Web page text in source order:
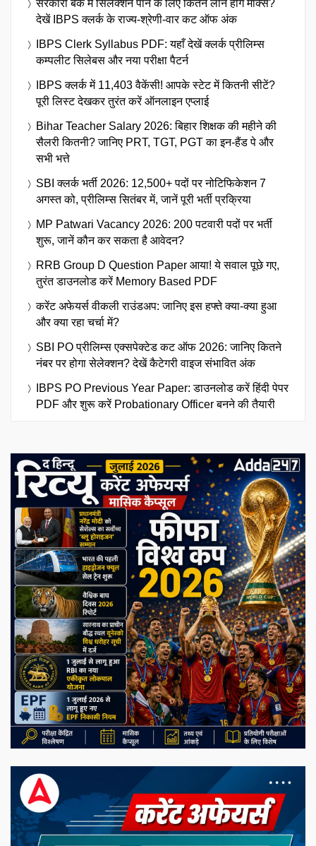
सरकारी बैंक में सिलेक्शन पाने के लिए कितने लाने होंगे मार्क्स?
देखें IBPS क्लर्क के राज्य-श्रेणी-वार कट ऑफ अंक
IBPS Clerk Syllabus PDF: यहाँ देखें क्लर्क प्रीलिम्स
कम्पलीट सिलेबस और नया परीक्षा पैटर्न
IBPS क्लर्क में 11,403 वैकेंसी! आपके स्टेट में कितनी सीटें?
पूरी लिस्ट देखकर तुरंत करें ऑनलाइन एप्लाई
Bihar Teacher Salary 2026: बिहार शिक्षक की महीने की
सैलरी कितनी? जानिए PRT, TGT, PGT का इन-हैंड पे और
सभी भत्ते
SBI क्लर्क भर्ती 2026: 12,500+ पदों पर नोटिफिकेशन 7
अगस्त को, प्रीलिम्स सितंबर में, जानें पूरी भर्ती प्रक्रिया
MP Patwari Vacancy 2026: 200 पटवारी पदों पर भर्ती
शुरू, जानें कौन कर सकता है आवेदन?
RRB Group D Question Paper आया! ये सवाल पूछे गए,
तुरंत डाउनलोड करें Memory Based PDF
करेंट अफेयर्स वीकली राउंडअप: जानिए इस हफ्ते क्या-क्या हुआ
और क्या रहा चर्चा में?
SBI PO प्रीलिम्स एक्सपेक्टेड कट ऑफ 2026: जानिए कितने
नंबर पर होगा सेलेक्शन? देखें कैटेगरी वाइज संभावित अंक
IBPS PO Previous Year Paper: डाउनलोड करें हिंदी पेपर
PDF और शुरू करें Probationary Officer बनने की तैयारी